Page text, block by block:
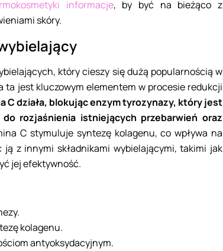
informacje, by być na bieżąco z
skóry.
który cieszy się dużą popularnością w
jest kluczowym elementem w procesie redukcji
C działa, blokując enzym tyrozynazy, który jest
rozjaśnienia istniejących przebarwień oraz
C stymuluje syntezę kolagenu, co wpływa na
z innymi składnikami wybielającymi, takimi jak
jej efektywność.
kolagenu.
antyoksydacyjnym.